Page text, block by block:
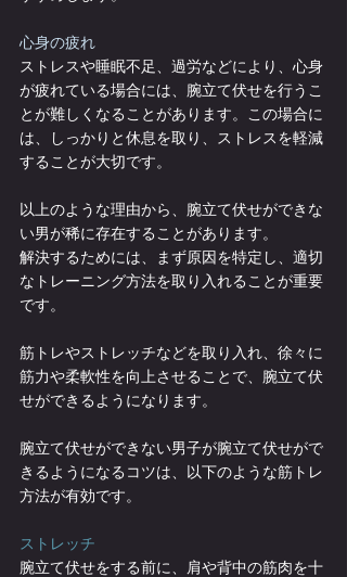
心身の疲れ
ストレスや睡眠不足、過労などにより、心身
が疲れている場合には、腕立て伏せを行うこ
とが難しくなることがあります。この場合に
は、しっかりと休息を取り、ストレスを軽減
することが大切です。
以上のような理由から、腕立て伏せができな
い男が稀に存在することがあります。
解決するためには、まず原因を特定し、適切
なトレーニング方法を取り入れることが重要
です。
筋トレやストレッチなどを取り入れ、徐々に
筋力や柔軟性を向上させることで、腕立て伏
せができるようになります。
腕立て伏せができない男子が腕立て伏せがで
きるようになるコツは、以下のような筋トレ
方法が有効です。
ストレッチ
腕立て伏せをする前に、肩や背中の筋肉を十